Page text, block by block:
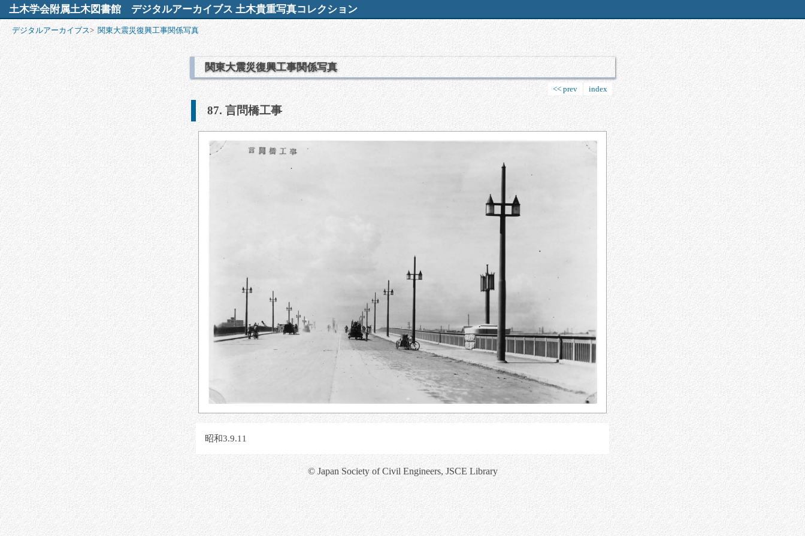
土木学会附属土木図書館 デジタルアーカイブス 土木貴重写真コレクション
デジタルアーカイブス> 関東大震災復興工事関係写真
関東大震災復興工事関係写真
<< prev index
87. 言問橋工事
昭和3.9.11
© Japan Society of Civil Engineers, JSCE Library